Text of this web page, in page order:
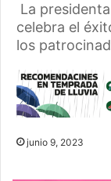
La
celebra el
los
junio 9, 2023